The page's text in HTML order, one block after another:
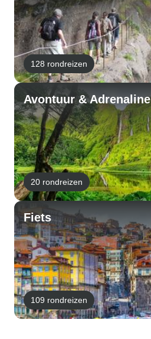
128 rondreizen
Avontuur & Adrenaline
20 rondreizen
Fiets
109 rondreizen